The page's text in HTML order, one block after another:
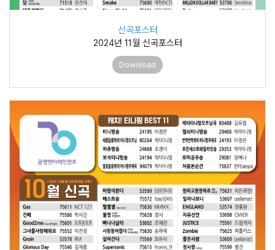
신곡포스터
2024년 11월 신곡포스터
Download